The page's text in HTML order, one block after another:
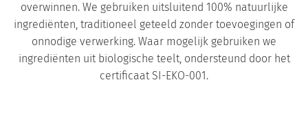
overwinnen. We gebruiken uitsluitend 100% natuurlijke
ingrediënten, traditioneel geteeld zonder toevoegingen of
onnodige verwerking. Waar mogelijk gebruiken we
ingrediënten uit biologische teelt, ondersteund door het
certificaat SI-EKO-001.